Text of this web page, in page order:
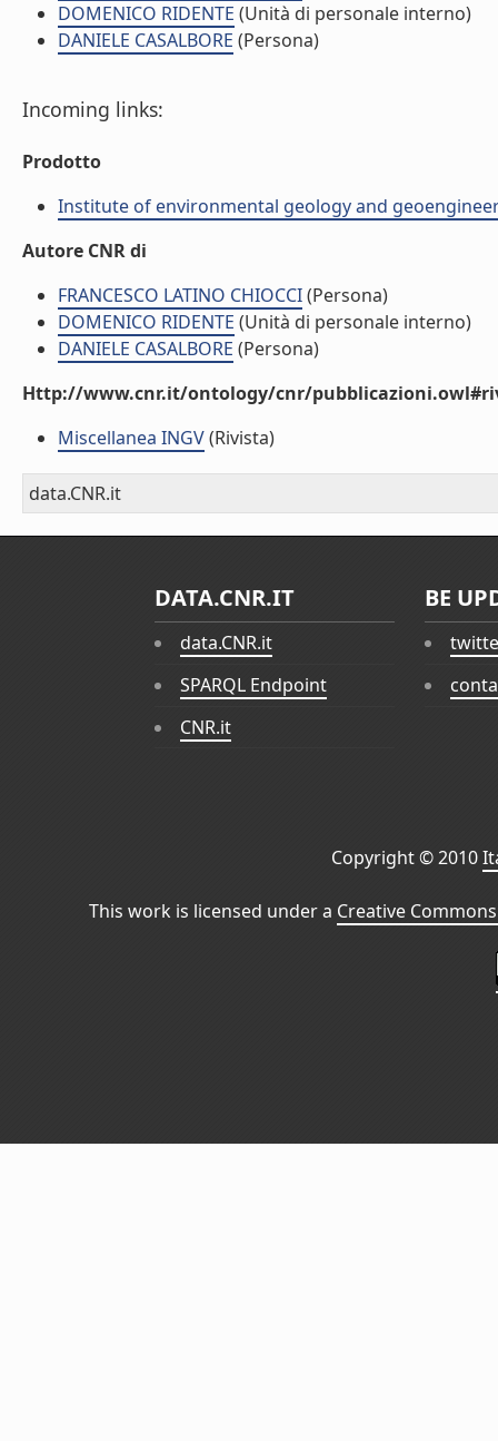
DOMENICO RIDENTE (Unità di personale interno)
DANIELE CASALBORE (Persona)
Incoming links:
Prodotto
Institute of environmental geology and
Autore CNR di
FRANCESCO LATINO CHIOCCI(Persona)
DOMENICO RIDENTE (Unità di personale interno)
DANIELE CASALBORE (Persona)
Http://www.cnr.it/ontology/cnr/
Miscellanea INGV(Rivista)
data.CNR.it
DATA.CNR.IT
data.CNR.it
SPARQL Endpoint
CNR.it
BE
Copyright © 2010
This work is licensed under a Creative